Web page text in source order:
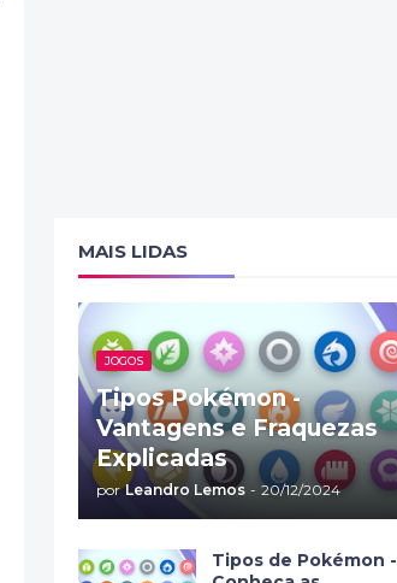
MAIS LIDAS
JOGOS
Tipos Pokémon -
Vantagens e Fraquezas
Explicadas
por Leandro Lemos - 20/12/2024
Tipos de Pokémon -